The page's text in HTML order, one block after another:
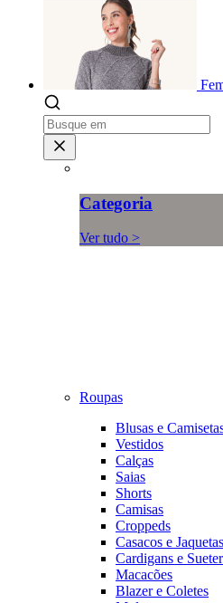
Categoria
Ver tudo >
Roupas
Blusas e
Vestidos
Calças
Saias
Shorts
Camisas
Croppeds
Casacos e Jaquetas
Cardigans e
Macacões
Blazer e Coletes